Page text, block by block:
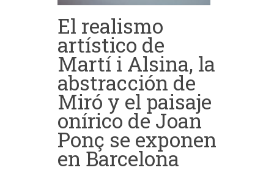
El realismo
artístico de
Martí i Alsina, la
abstracción de
Miró y el paisaje
onírico de Joan
Ponç se exponen
en Barcelona